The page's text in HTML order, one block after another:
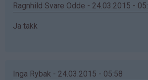
Ragnhild Svare Odde - 24.03.2015 -
Ja takk
Inga Rybak - 24.03.2015 - 05:58